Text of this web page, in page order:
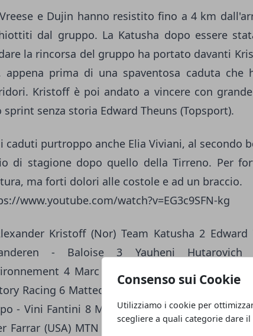
Consenso sui Cookie
Utilizziamo i cookie per
scegliere a quali categorie dare
e Dujin hanno resistito fino a 4 km
dal gruppo. La Katusha dopo essere
la rincorsa del gruppo ha portato davanti
appena prima di una spaventosa caduta che
Kristoff è poi andato a vincere con
sprint senza storia Edward Theuns (Topsport).
caduti purtroppo anche Elia Viviani, al secondo
di stagione dopo quello della Tirreno. Per
ma forti dolori alle costole e ad un braccio.
www.youtube.com/watch?v=EG3c9SFN-kg
Kristoff (Nor) Team Katusha 2 Edward
- Baloise 3 Yauheni Hutarovich
4 Marc Sarreau (Fra) FDJ.fr 5 Danny
Racing 6 Matteo Trentin (Ita) Etixx - Quick-
- Vini Fantini 8 Michael Van Staeyen (Bel)
Farrar (USA) MTN - Qhubeka 10 Christoph